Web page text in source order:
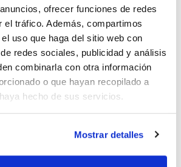
ofrecer funciones de redes
el tráfico. Además, compartimos
uso que haga del sitio web con
redes sociales, publicidad y análisis
combinarla con otra información
o que hayan recopilado a
hecho de sus servicios.
Mostrar detalles
1µl fabricada en PS. SCHARLAU.
en peel-packs de 20 unidades con
de caducidad. Se entrega con
y esterilización.
stock